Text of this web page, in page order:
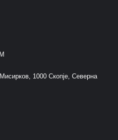
1000 Скопје, Северна